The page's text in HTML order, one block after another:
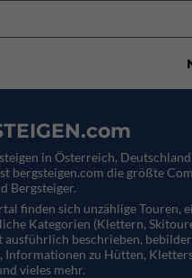
in Österreich,
bergsteigen.com die größte
Bergsteiger.
finden sich unzählige Touren,
Kategorien (Klettern,
ausführlich beschrieben,
Informationen zu Hütten,
vieles mehr.